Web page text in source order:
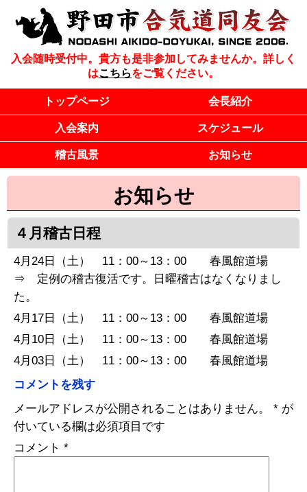
入会随時受付中。貴方も是非参加してみませんか。詳しく
はこちらをご覧ください。
トップページ 会長紹介
入会案内 スケジュール
稽古風景 お知らせ
お知らせ
４月稽古日程
4月24日（土） 11：00～13：00 春風館道場
⇒ 定例の稽古復活です。日曜稽古はなくなりまし
た。
4月17日（土） 11：00～13：00 春風館道場
4月10日（土） 11：00～13：00 春風館道場
4月03日（土） 11：00～13：00 春風館道場
コメントを残す
メールアドレスが公開されることはありません。
* が
付いている欄は必須項目です
コメント *